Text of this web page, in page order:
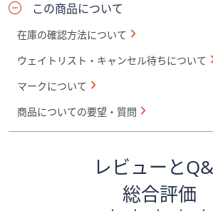
この商品について
在庫の確認方法について
ウェイトリスト・キャンセル待ちについて
マークについて
商品についての要望・質問
レビューと
総合評価